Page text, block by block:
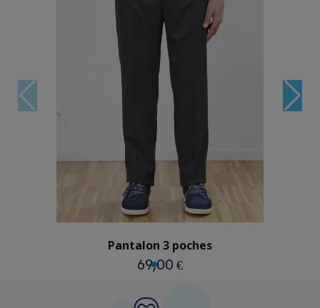
GRIS
Pantalon 3 poches
69,00 €